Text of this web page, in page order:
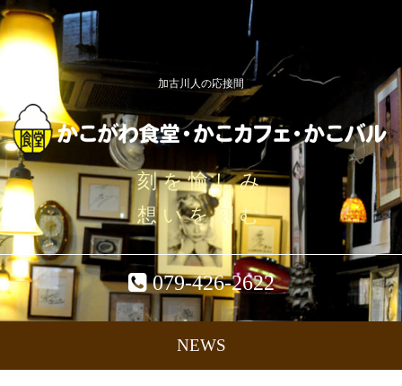
加古川人の応接間
刻を愉しみ
想いを刻む
079-426-2622
NEWS